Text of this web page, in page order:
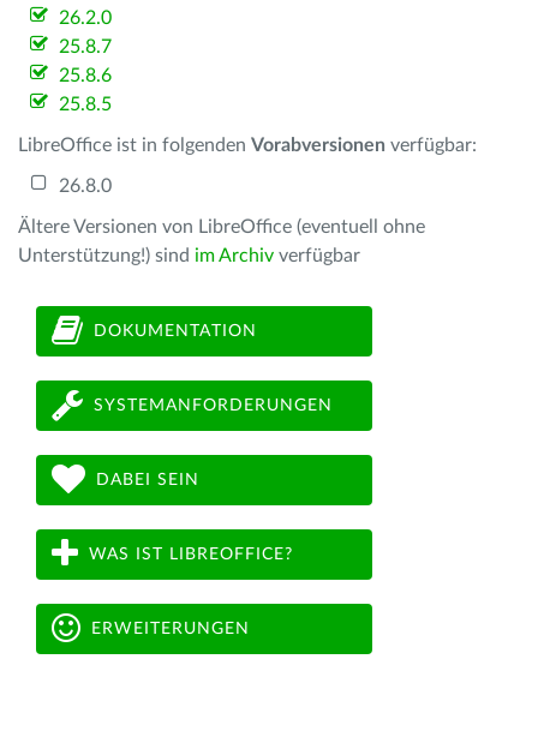
26.2.0
25.8.7
25.8.6
25.8.5
LibreOffice ist in folgenden Vorabversionen verfügbar:
26.8.0
Ältere Versionen von LibreOffice (eventuell ohne
Unterstützung!) sind im Archiv verfügbar
DOKUMENTATION
SYSTEMANFORDERUNGEN
DABEI SEIN
WAS IST LIBREOFFICE?
ERWEITERUNGEN